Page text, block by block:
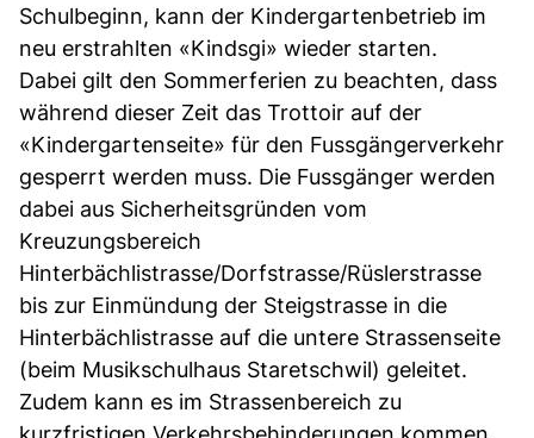
Schulbeginn, kann der Kindergartenbetrieb im
neu erstrahlten «Kindsgi» wieder starten.
Dabei gilt den Sommerferien zu beachten, dass
während dieser Zeit das Trottoir auf der
«Kindergartenseite» für den Fussgängerverkehr
gesperrt werden muss. Die Fussgänger werden
dabei aus Sicherheitsgründen vom
Kreuzungsbereich
Hinterbächlistrasse/Dorfstrasse/Rüslerstrasse
bis zur Einmündung der Steigstrasse in die
Hinterbächlistrasse auf die untere Strassenseite
(beim Musikschulhaus Staretschwil) geleitet.
Zudem kann es im Strassenbereich zu